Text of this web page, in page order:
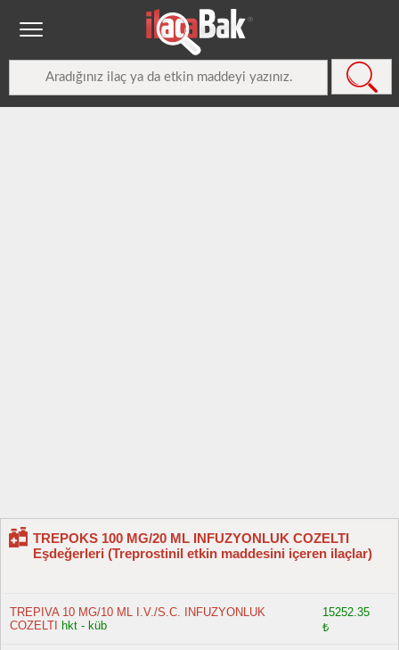
TREPOKS 100 MG/20 ML INFUZYONLUK COZELTI
Eşdeğerleri (Treprostinil etkin maddesini içeren ilaçlar)
TREPIVA 10 MG/10 ML I.V./S.C. INFUZYONLUK
COZELTI
hkt - küb
15252.35
₺